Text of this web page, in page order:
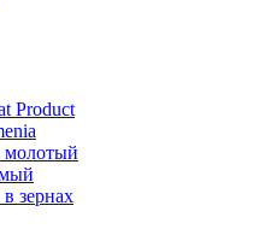
Product
зернах